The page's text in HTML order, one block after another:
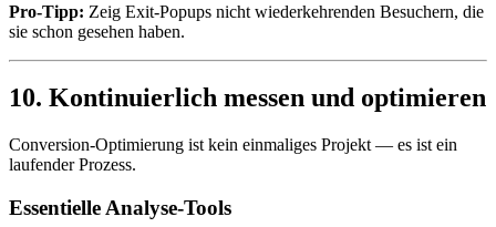
Pro-Tipp: Zeig Exit-Popups nicht wiederkehrenden Besuchern, die
sie schon gesehen haben.
10. Kontinuierlich messen und optimieren
Conversion-Optimierung ist kein einmaliges Projekt — es ist ein
laufender Prozess.
Essentielle Analyse-Tools